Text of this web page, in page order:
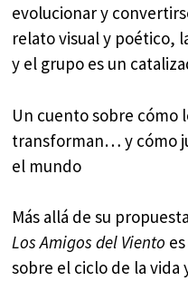
evolucionar y
relato visual y poético,
y el grupo es un
Un cuento sobre cómo
transforman… y cómo
el mundo
Más allá de su
Los Amigos del Viento
sobre el ciclo de la